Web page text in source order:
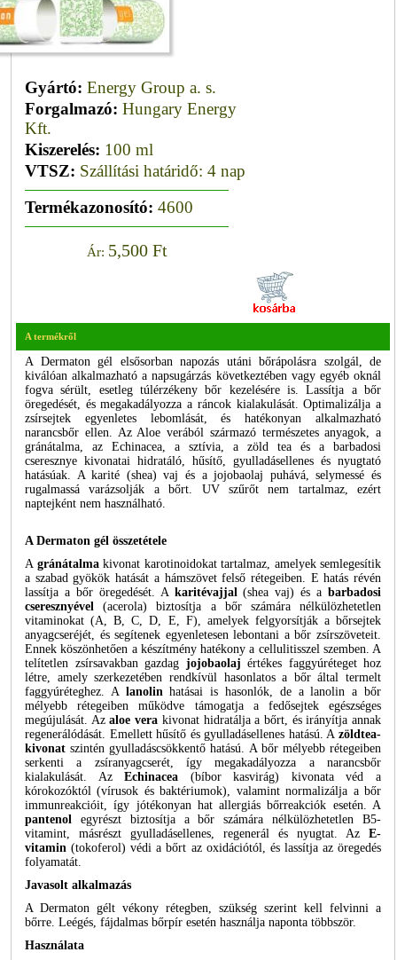
Gyártó: Energy Group a. s.
Forgalmazó: Hungary Energy
Kft.
Kiszerelés: 100 ml
VTSZ: Szállítási határidő: 4 nap
Termékazonosító: 4600
Ár: 5,500 Ft
A termékről
A Dermaton gél elsősorban napozás utáni bőrápolásra szolgál, de
kiválóan alkalmazható a napsugárzás következtében vagy egyéb oknál
fogva sérült, esetleg túlérzékeny bőr kezelésére is. Lassítja a bőr
öregedését, és megakadályozza a ráncok kialakulását. Optimalizálja a
zsírsejtek egyenletes lebomlását, és hatékonyan alkalmazható
narancsbőr ellen. Az Aloe verából származó természetes anyagok, a
gránátalma, az Echinacea, a sztívia, a zöld tea és a barbadosi
cseresznye kivonatai hidratáló, hűsítő, gyulladásellenes és nyugtató
hatásúak. A karité (shea) vaj és a jojobaolaj puhává, selymessé és
rugalmassá varázsolják a bőrt. UV szűrőt nem tartalmaz, ezért
naptejként nem használható.
A Dermaton gél összetétele
A gránátalma kivonat karotinoidokat tartalmaz, amelyek semlegesítik
a szabad gyökök hatását a hámszövet felső rétegeiben. E hatás révén
lassítja a bőr öregedését. A karitévajjal(shea vaj) és abarbadosi
cseresznyével(acerola) biztosítja a bőr számára nélkülözhetetlen
vitaminokat (A, B, C, D, E, F), amelyek felgyorsítják a bőrsejtek
anyagcseréjét, és segítenek egyenletesen lebontani a bőr zsírszöveteit.
Ennek köszönhetően a készítmény hatékony a cellulitisszel szemben. A
telítetlen zsírsavakban gazdag jojobaolaj értékes faggyúréteget hoz
létre, amely szerkezetében rendkívül hasonlatos a bőr által termelt
faggyúréteghez. A lanolinhatásai is hasonlók, de a lanolin a bőr
mélyebb rétegeiben működve támogatja a fedősejtek egészséges
megújulását. Azaloe vera kivonat hidratálja a bőrt, és irányítja annak
regenerálódását. Emellett hűsítő és gyulladásellenes hatású. A zöldtea-
kivonatszintén gyulladáscsökkentő hatású. A bőr mélyebb rétegeiben
serkenti a zsíranyagcserét, így megakadályozza a narancsbőr
kialakulását. AzEchinacea (bíbor kasvirág) kivonata véd a
kórokozóktól (vírusok és baktériumok), valamint normalizálja a bőr
immunreakcióit, így jótékonyan hat allergiás bőrreakciók esetén. A
pantenol egyrészt biztosítja a bőr számára nélkülözhetetlen B5-
vitamint, másrészt gyulladásellenes, regenerál és nyugtat. Az E-
vitamin(tokoferol) védi a bőrt az oxidációtól, és lassítja az öregedés
folyamatát.
Javasolt alkalmazás
A Dermaton gélt vékony rétegben, szükség szerint kell felvinni a
bőrre. Leégés, fájdalmas bőrpír esetén használja naponta többször.
Használata